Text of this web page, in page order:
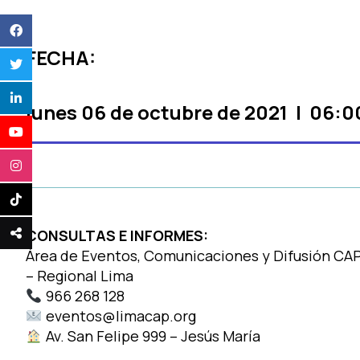
FECHA:
lunes 06 de octubre de2021 |
CONSULTAS E INFORMES:
Área de Eventos, Comunicaciones y Difusión
– Regional Lima
966 268 128
eventos@limacap.org
Av. San Felipe 999 – Jesús María